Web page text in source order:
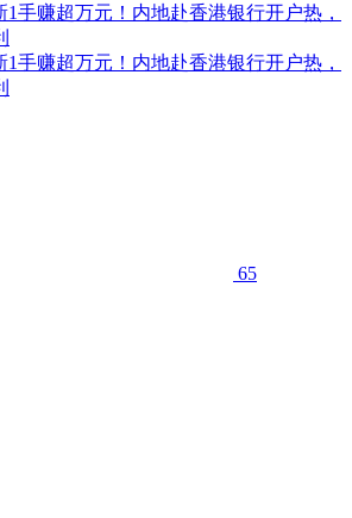
1手赚超万元！内地赴香港银行开户热，
1手赚超万元！内地赴香港银行开户热，
65